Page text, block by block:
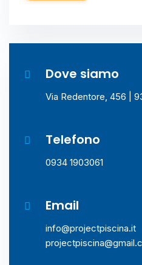
Dove siamo​
Via Redentore, 456 |
Telefono
0934 1903061
Email
info@projectpiscina.it